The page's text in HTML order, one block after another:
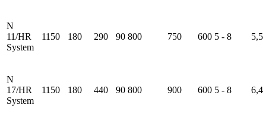
N
11/HR
System
1150 180 290 90 800 750 600 5 - 8 5,5
N
17/HR
System
1150 180 440 90 800 900 600 5 - 8 6,4